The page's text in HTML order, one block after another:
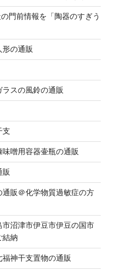
門前情報を「陶器のすぎう
形の通販
スの風鈴の通販
支
噌用容器壷瓶の通販
販
販＠化学物質過敏症の方
沼津市伊豆市伊豆の国市
結納
神干支置物の通販